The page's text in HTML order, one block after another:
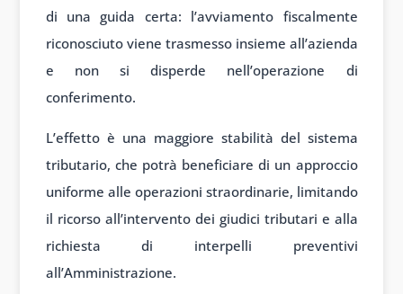
di una guida certa: l’avviamento fiscalmente
riconosciuto viene trasmesso insieme all’azienda
e non si disperde nell’operazione di
conferimento.
L’effetto è una maggiore stabilità del sistema
tributario, che potrà beneficiare di un approccio
uniforme alle operazioni straordinarie, limitando
il ricorso all’intervento dei giudici tributari e alla
richiesta di interpelli preventivi
all’Amministrazione.